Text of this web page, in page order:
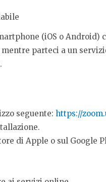
(iOS o
parteci a un
seguente: https://
di Apple o sul Google